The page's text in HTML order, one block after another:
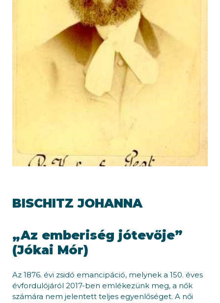
BISCHITZ JOHANNA
„Az emberiség jótevője”
(Jókai Mór)
Az 1876. évi zsidó emancipáció, melynek a 150. éves
évfordulójáról 2017-ben emlékezünk meg, a nők
számára nem jelentett teljes egyenlőséget. A női